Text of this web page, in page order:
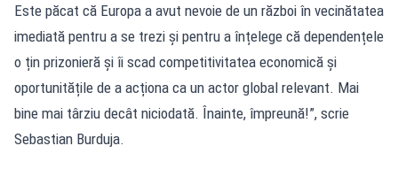
Este păcat că Europa a avut nevoie de un război în vecinătatea
imediată pentru a se trezi și pentru a înțelege că dependențele
o țin prizonieră și îi scad competitivitatea economică și
oportunitățile de a acționa ca un actor global relevant. Mai
bine mai târziu decât niciodată. Înainte, împreună!”, scrie
Sebastian Burduja.